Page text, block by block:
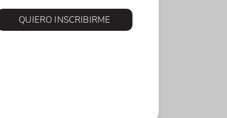
QUIERO INSCRIBIRME